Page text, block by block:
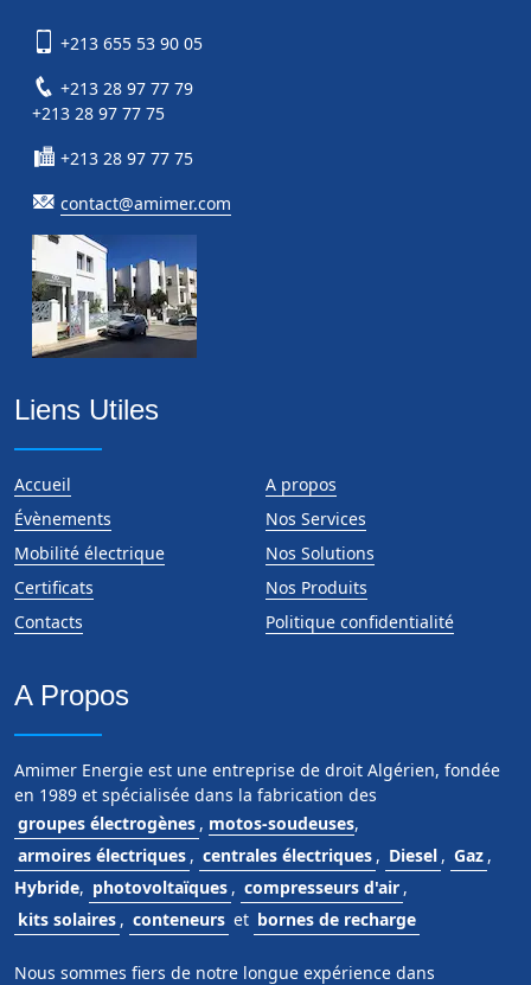
+213 655 53 90 05
+213 28 97 77 79
+213 28 97 77 75
+213 28 97 77 75
contact@amimer.com
Liens Utiles
Accueil
A propos
Évènements
Nos Services
Mobilité électrique
Nos Solutions
Certificats
Nos Produits
Contacts
Politique confidentialité
A Propos
Amimer Energie est une entreprise de droit Algérien, fondée
en 1989 et spécialisée dans la fabrication des
groupes électrogènes , motos-soudeuses,
armoires électriques , centrales électriques , Diesel , Gaz ,
Hybride, photovoltaïques , compresseurs d'air ,
kits solaires , conteneurs et bornes de recharge
Nous sommes fiers de notre longue expérience dans